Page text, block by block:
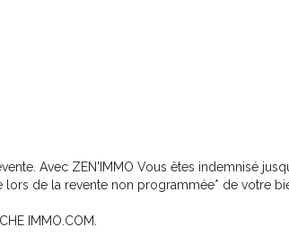
Avec ZEN'IMMO Vous êtes indemnisé
lors de la revente non programmée* de votre
IMMO.COM.